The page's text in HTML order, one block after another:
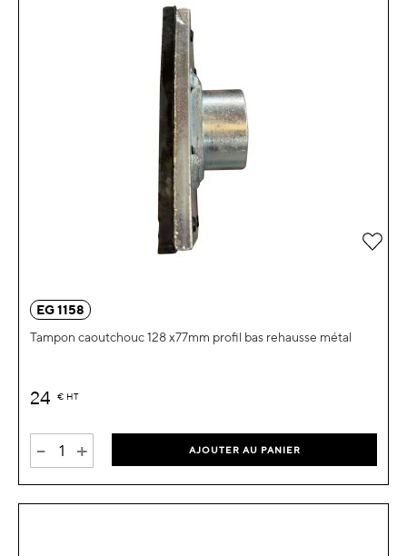
EG 1158
Tampon caoutchouc 128 x77mm profil bas rehausse métal
24 € HT
- + AJOUTER AU PANIER